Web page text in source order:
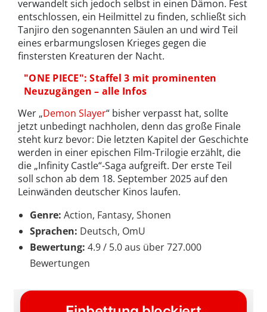
verwandelt sich jedoch selbst in einen Dämon. Fest
entschlossen, ein Heilmittel zu finden, schließt sich
Tanjiro den sogenannten Säulen an und wird Teil
eines erbarmungslosen Krieges gegen die
finstersten Kreaturen der Nacht.
"ONE PIECE": Staffel 3 mit prominenten
Neuzugängen – alle Infos
Wer „Demon Slayer“ bisher verpasst hat, sollte
jetzt unbedingt nachholen, denn das große Finale
steht kurz bevor: Die letzten Kapitel der Geschichte
werden in einer epischen Film-Trilogie erzählt, die
die „Infinity Castle“-Saga aufgreift. Der erste Teil
soll schon ab dem 18. September 2025 auf den
Leinwänden deutscher Kinos laufen.
Genre: Action, Fantasy, Shonen
Sprachen: Deutsch, OmU
Bewertung: 4.9 / 5.0 aus über 727.000
Bewertungen